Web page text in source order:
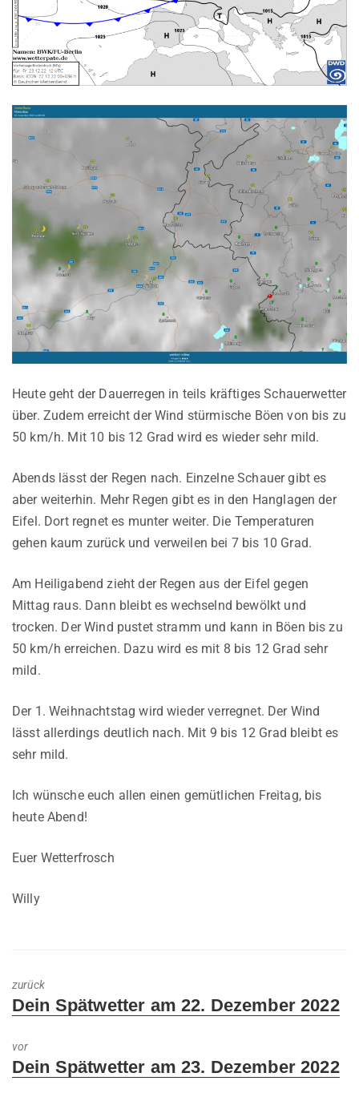
Heute geht der Dauerregen in teils kräftiges Schauerwetter
über. Zudem erreicht der Wind stürmische Böen von bis zu
50 km/h. Mit 10 bis 12 Grad wird es wieder sehr mild.
Abends lässt der Regen nach. Einzelne Schauer gibt es
aber weiterhin. Mehr Regen gibt es in den Hanglagen der
Eifel. Dort regnet es munter weiter. Die Temperaturen
gehen kaum zurück und verweilen bei 7 bis 10 Grad.
Am Heiligabend zieht der Regen aus der Eifel gegen
Mittag raus. Dann bleibt es wechselnd bewölkt und
trocken. Der Wind pustet stramm und kann in Böen bis zu
50 km/h erreichen. Dazu wird es mit 8 bis 12 Grad sehr
mild.
Der 1. Weihnachtstag wird wieder verregnet. Der Wind
lässt allerdings deutlich nach. Mit 9 bis 12 Grad bleibt es
sehr mild.
Ich wünsche euch allen einen gemütlichen Freitag, bis
heute Abend!
Euer Wetterfrosch
Willy
zurück
Previous
Dein Spätwetter am 22. Dezember 2022
vor
Next
Dein Spätwetter am 23. Dezember 2022